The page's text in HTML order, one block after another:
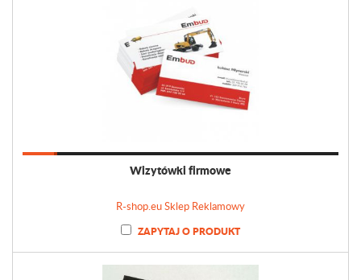
Wizytówki firmowe
R-shop.eu Sklep Reklamowy
ZAPYTAJ O PRODUKT